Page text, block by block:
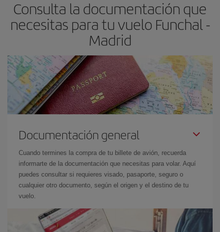
avión más baratos te saldrán. Además, si buscas los vuelos con
las fechas y los horarios del viaje un poco abiertos, podráselegir
el precio más barato.
Consulta la documentación que
necesitas para tu vuelo Funchal -
Madrid
Documentación general
Cuando termines la compra de tu billete de avión, recuerda
informarte de la documentación que necesitas para volar. Aquí
puedes consultar si requieres visado, pasaporte, seguro o
cualquier otro documento, según el origen y el destino de tu
vuelo.